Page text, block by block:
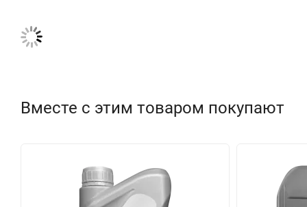
Вместе с этим товаром покупают